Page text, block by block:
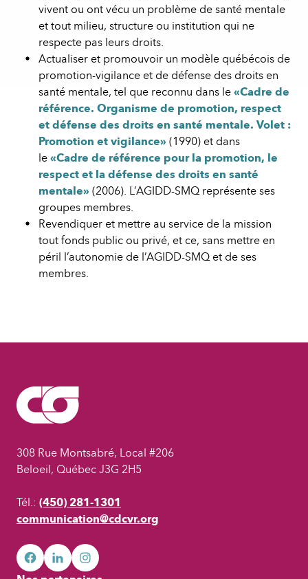
vivent ou ont vécu un problème de santé mentale
et tout milieu, structure ou institution qui ne
respecte pas leurs droits.
Actualiser et promouvoir un modèle québécois de
promotion-vigilance et de défense des droits en
santé mentale, tel que reconnu dans le «Cadre de
référence. Organisme de promotion, respect
et défense des droits en santé mentale. Volet :
Promotion et vigilance» (1990) et dans
le «Cadre de référence pour la promotion, le
respect et la défense des droits en santé
mentale» (2006). L’AGIDD-SMQ représente ses
groupes membres.
Revendiquer et mettre au service de la mission
tout fonds public ou privé, et ce, sans mettre en
péril l’autonomie de l’AGIDD-SMQ et de ses
membres.
308 Rue Montsabré, Local #206
Beloeil, Québec J3G 2H5
Tél.: (450) 281-1301
communication@cdcvr.org
facebookgoogleplusgoogleplus